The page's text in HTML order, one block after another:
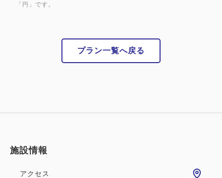
「円」です。
プラン一覧へ戻る
施設情報
アクセス